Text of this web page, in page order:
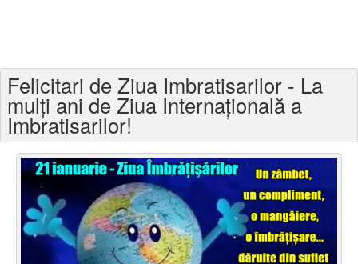
Felicitari varsta
Felicitari zilele anului
Felicitari zile saptamana
Felicitari muzicale
Felicitari muzicale personalizate
Felicitari de Ziua Imbratisarilor - La
mulți ani de Ziua Internațională a
Imbratisarilor!